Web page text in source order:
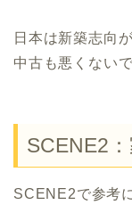
日本は新築志向
中古も悪くないで
SCENE2
SCENE2で参考